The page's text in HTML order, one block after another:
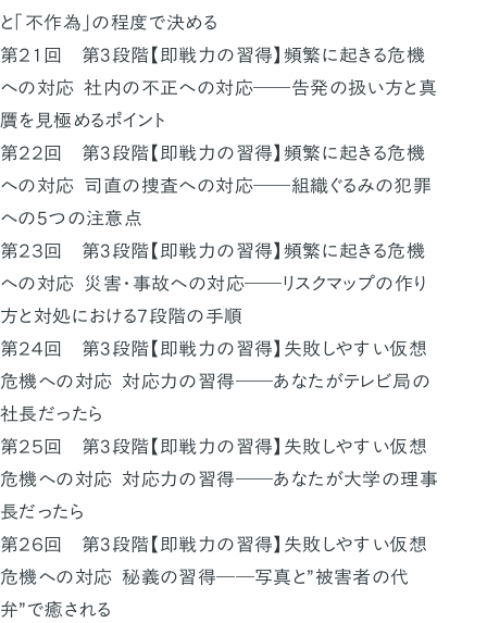
と「不作為」の程度で決める
第２１回 第3段階【即戦力の習得】頻繁に起きる危機
への対応 社内の不正への対応――告発の扱い方と真
贋を見極めるポイント
第２２回 第3段階【即戦力の習得】頻繁に起きる危機
への対応 司直の捜査への対応――組織ぐるみの犯罪
への5つの注意点
第２３回 第3段階【即戦力の習得】頻繁に起きる危機
への対応 災害・事故への対応――リスクマップの作り
方と対処における7段階の手順
第２４回 第3段階【即戦力の習得】失敗しやすい仮想
危機への対応 対応力の習得――あなたがテレビ局の
社長だったら
第２５回 第3段階【即戦力の習得】失敗しやすい仮想
危機への対応 対応力の習得――あなたが大学の理事
長だったら
第２６回 第3段階【即戦力の習得】失敗しやすい仮想
危機への対応 秘義の習得――写真と”被害者の代
弁”で癒される